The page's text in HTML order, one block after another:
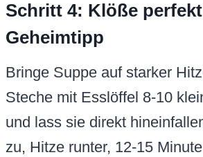
Schritt 4: Klöße
Geheimtipp
Bringe Suppe auf starker
Steche mit Esslöffel 8-10
und lass sie direkt
zu, Hitze runter, 12-15